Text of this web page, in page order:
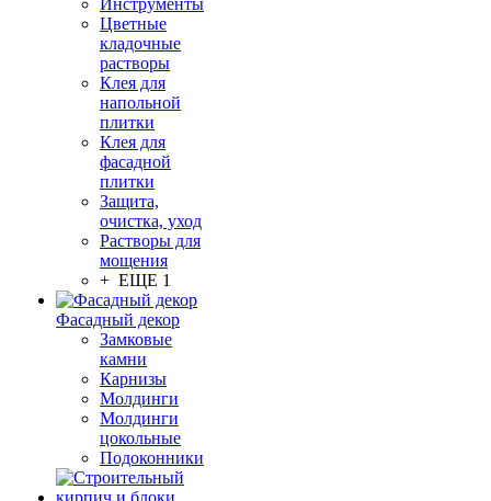
Инструменты
Цветные
кладочные
растворы
Клея для
напольной
плитки
Клея для
фасадной
плитки
Защита,
очистка, уход
Растворы для
мощения
+ ЕЩЕ 1
Фасадный декор
Замковые
камни
Карнизы
Молдинги
Молдинги
цокольные
Подоконники